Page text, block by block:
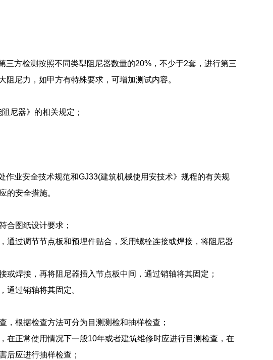
方检测按照不同类型阻尼器数量的20%，不少于2套，进行第三
尼力，如甲方有特殊要求，可增加测试内容。
尼器》的相关规定；
业安全技术规范和GJ33(建筑机械使用安技术》规程的有关规
的安全措施。
合图纸设计要求；
通过调节节点板和预埋件贴合，采用螺栓连接或焊接，将阻尼器
焊接，再将阻尼器插入节点板中间，通过销轴将其固定；
通过销轴将其固定。
根据检查方法可分为目测测检和抽样检查；
正常使用情况下一般10年或者建筑维修时应进行目测检查，在
后应进行抽样检查；